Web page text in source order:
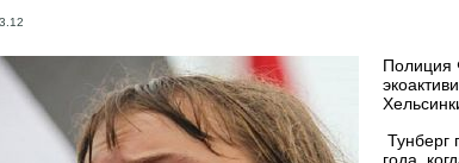
Полиция
Тунберг